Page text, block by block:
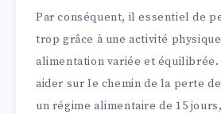
Par conséquent, il essentiel de
trop grâce à une activité
alimentation variée et
aider sur le chemin de la perte
un régime alimentaire de 15